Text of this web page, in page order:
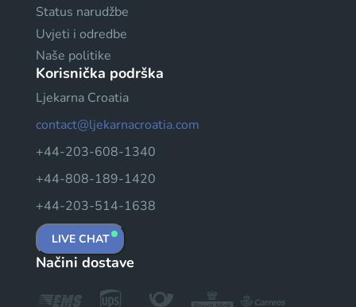
Status narudžbe
Uvjeti i odredbe
Naše politike
Korisnička podrška
Ljekarna Croatia
contact@ljekarnacroatia.com
+44-203-608-1340
+44-808-189-1420
+44-203-514-1638
LIVE CHAT
Načini dostave